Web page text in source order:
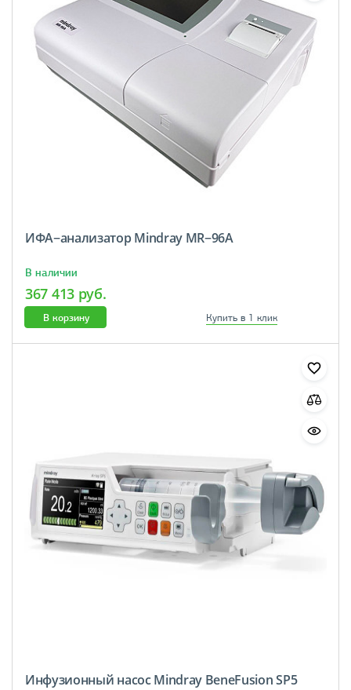
ИФА−анализатор Mindray MR−96A
В наличии
367 413 руб.
В корзину Купить в 1 клик
Инфузионный насос Mindray BeneFusion SP5